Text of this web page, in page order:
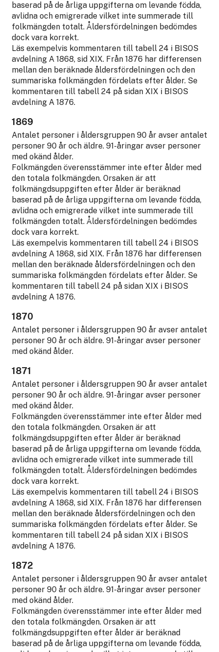
baserad på de årliga uppgifterna om levande födda,
avlidna och emigrerade vilket inte summerade till
folkmängden totalt. Åldersfördelningen bedömdes
dock vara korrekt.
Läs exempelvis kommentaren till tabell 24 i BISOS
avdelning A 1868, sid XIX. Från 1876 har differensen
mellan den beräknade åldersfördelningen och den
summariska folkmängden fördelats efter ålder. Se
kommentaren till tabell 24 på sidan XIX i BISOS
avdelning A 1876.
1869
Antalet personer i åldersgruppen 90 år avser antalet
personer 90 år och äldre. 91-åringar avser personer
med okänd ålder.
Folkmängden överensstämmer inte efter ålder med
den totala folkmängden. Orsaken är att
folkmängdsuppgiften efter ålder är beräknad
baserad på de årliga uppgifterna om levande födda,
avlidna och emigrerade vilket inte summerade till
folkmängden totalt. Åldersfördelningen bedömdes
dock vara korrekt.
Läs exempelvis kommentaren till tabell 24 i BISOS
avdelning A 1868, sid XIX. Från 1876 har differensen
mellan den beräknade åldersfördelningen och den
summariska folkmängden fördelats efter ålder. Se
kommentaren till tabell 24 på sidan XIX i BISOS
avdelning A 1876.
1870
Antalet personer i åldersgruppen 90 år avser antalet
personer 90 år och äldre. 91-åringar avser personer
med okänd ålder.
1871
Antalet personer i åldersgruppen 90 år avser antalet
personer 90 år och äldre. 91-åringar avser personer
med okänd ålder.
Folkmängden överensstämmer inte efter ålder med
den totala folkmängden. Orsaken är att
folkmängdsuppgiften efter ålder är beräknad
baserad på de årliga uppgifterna om levande födda,
avlidna och emigrerade vilket inte summerade till
folkmängden totalt. Åldersfördelningen bedömdes
dock vara korrekt.
Läs exempelvis kommentaren till tabell 24 i BISOS
avdelning A 1868, sid XIX. Från 1876 har differensen
mellan den beräknade åldersfördelningen och den
summariska folkmängden fördelats efter ålder. Se
kommentaren till tabell 24 på sidan XIX i BISOS
avdelning A 1876.
1872
Antalet personer i åldersgruppen 90 år avser antalet
personer 90 år och äldre. 91-åringar avser personer
med okänd ålder.
Folkmängden överensstämmer inte efter ålder med
den totala folkmängden. Orsaken är att
folkmängdsuppgiften efter ålder är beräknad
baserad på de årliga uppgifterna om levande födda,